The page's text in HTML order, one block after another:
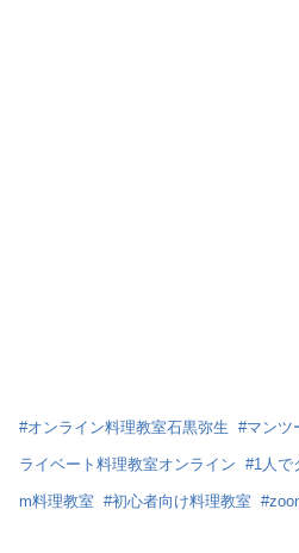
#オンライン料理教室石黒弥生 #マンツ
ライベート料理教室オンライン #1人で
m料理教室 #初心者向け料理教室 #